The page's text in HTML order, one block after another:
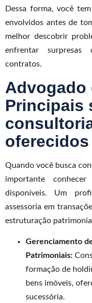
Dessa forma, você
envolvidos antes de
melhor descobrir
enfrentar surpresas
contratos.
Advogado
Principais
oferecidos
Quando você busca
importante
disponíveis. Um
assessoria em
estruturação
Gerenciamento
Patrimoniais:
formação de
bens imóveis,
sucessória.